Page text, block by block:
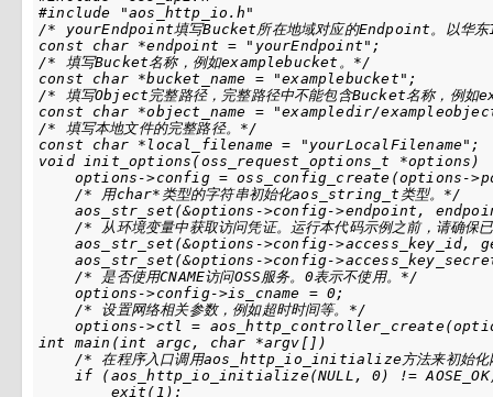
#include "aos_http_io.h"
/* yourEndpoint填写Bucket所在地域对应的Endpoint。以
const char *endpoint = "yourEndpoint";
/* 填写Bucket名称，例如examplebucket。*/
const char *bucket_name = "examplebucket";
/* 填写Object完整路径，完整路径中不能包含Bucket名称，
const char *object_name = "exampledir/
/* 填写本地文件的完整路径。*/
const char *local_filename = "yourLocalFilename";
void init_options(oss_request_options_t *options)
options->config = oss_config_create(options-
    /* 用char*类型的字符串初始化aos_string_t类型。*/
aos_str_set(&options->config->endpoint,
/* 从环境变量中获取访问凭证。运行本代码示例之前，请
aos_str_set(&options->config->access_key_id,
aos_str_set(&options->config-
    /* 是否使用CNAME访问OSS服务。0表示不使用。*/
    options->config->is_cname = 0;
    /* 设置网络相关参数，例如超时时间等。*/
options->ctl =
int main(int argc, char *argv[])
/* 在程序入口调用aos_http_io_initialize方法来初始化
if (aos_http_io_initialize(NULL, 0) !=
        exit(1);